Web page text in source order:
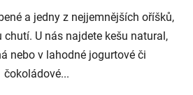
a jedny z nejjemnějších oříšků,
U nás najdete kešu natural,
nebo v lahodné jogurtové či
čokoládové...